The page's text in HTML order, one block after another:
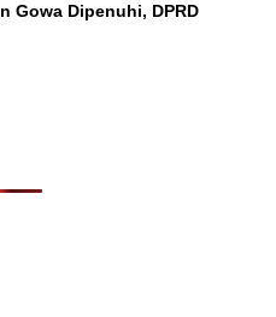
Gowa Dipenuhi, DPRD